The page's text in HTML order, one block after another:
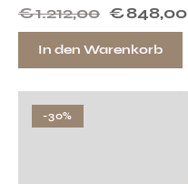
€1.212,00 €848,00
In den Warenkorb
-30%